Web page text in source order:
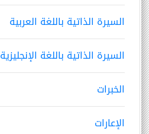
السيرة الذاتية باللغة العربية
السيرة الذاتية باللغة الإنجليزية
الخبرات
الإعارات